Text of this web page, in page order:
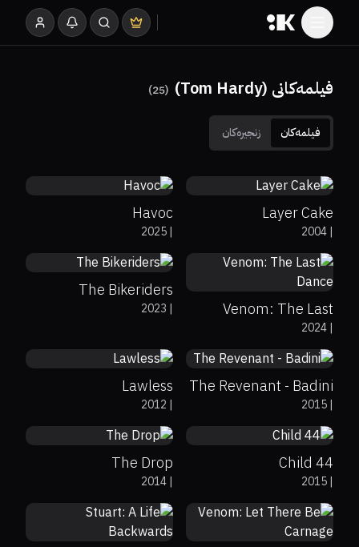
فیلمەکانی (Tom Hardy) (
25
)
فیلمەکان زنجیرەکان 7.3
81%
73%
Layer Cake
|
2004
Havoc
|
2025 6.2
Venom: The Last
Dance|
2024
6.9
81%
The Bikeriders
|
2023 8
78%
76%
The Revenant - Badini
|
2015
7.2
Lawless
|
2012
6.5
27%
41%
Child 44
|
2015
7.1
89%
The Drop
|
2014 6.5
7.8